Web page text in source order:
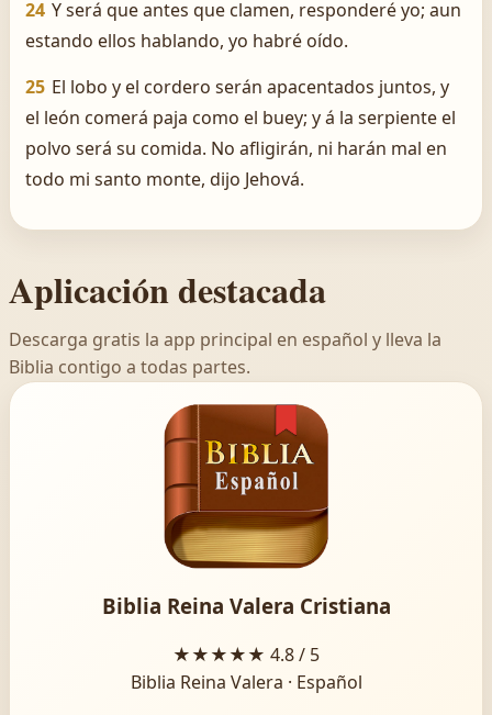
24 Y será que antes que clamen, responderé yo; aun
estando ellos hablando, yo habré oído.
25 El lobo y el cordero serán apacentados juntos, y
el león comerá paja como el buey; y á la serpiente el
polvo será su comida. No afligirán, ni harán mal en
todo mi santo monte, dijo Jehová.
Aplicación destacada
Descarga gratis la app principal en español y lleva la
Biblia contigo a todas partes.
Biblia Reina Valera Cristiana
★★★★★ 4.8 / 5
Biblia Reina Valera · Español